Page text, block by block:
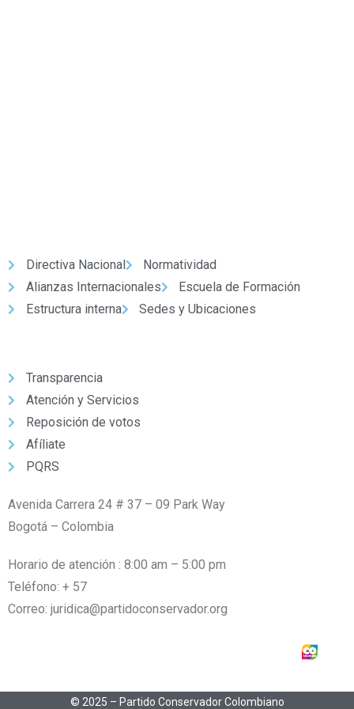
Directiva Nacional
Normatividad
Alianzas Internacionales
Escuela de Formación
Estructura interna
Sedes y Ubicaciones
Transparencia
Atención y Servicios
Reposición de votos
Afíliate
PQRS
Avenida Carrera 24 # 37 – 09 Park Way
Bogotá – Colombia
Horario de atención : 8:00 am – 5:00 pm
Teléfono: + 57
Correo: juridica@partidoconservador.org
© 2025 – Partido Conservador Colombiano